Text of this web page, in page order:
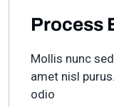
Process
Mollis nunc
amet nisl
odio